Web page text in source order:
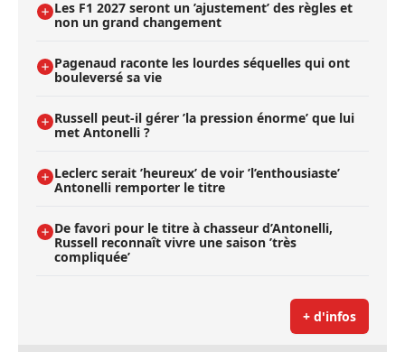
Les F1 2027 seront un ’ajustement’ des règles et
non un grand changement
Pagenaud raconte les lourdes séquelles qui ont
bouleversé sa vie
Russell peut-il gérer ’la pression énorme’ que lui
met Antonelli ?
Leclerc serait ’heureux’ de voir ’l’enthousiaste’
Antonelli remporter le titre
De favori pour le titre à chasseur d’Antonelli,
Russell reconnaît vivre une saison ’très
compliquée’
+ d'infos